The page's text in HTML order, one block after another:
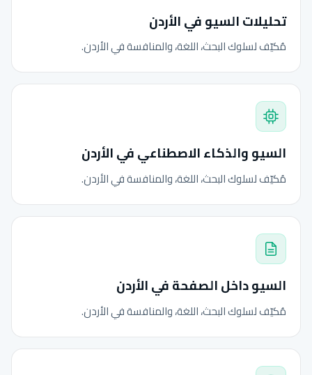
تحليلات السيو في الأردن
مُكيّف لسلوك البحث، اللغة، والمنافسة في الأردن.
السيو والذكاء الاصطناعي في الأردن
مُكيّف لسلوك البحث، اللغة، والمنافسة في الأردن.
السيو داخل الصفحة في الأردن
مُكيّف لسلوك البحث، اللغة، والمنافسة في الأردن.